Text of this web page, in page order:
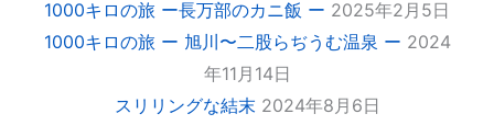
1000キロの旅 ー長万部のカニ飯 ー 2025年2月5日
1000キロの旅 ー 旭川〜二股らぢうむ温泉 ー 2024
年11月14日
スリリングな結末 2024年8月6日